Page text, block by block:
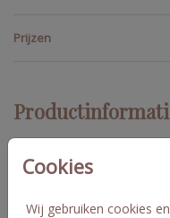
Cookies
Wij gebruiken cookies
Prijzen
Omschrijving
geeft 20 stuks op een vel.